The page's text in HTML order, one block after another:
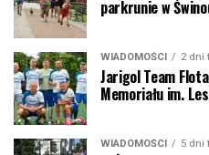
parkrunie w
WIADOMOŚCI 2 dni
Jarigol Team
Memoriału im.
WIADOMOŚCI 5 dni